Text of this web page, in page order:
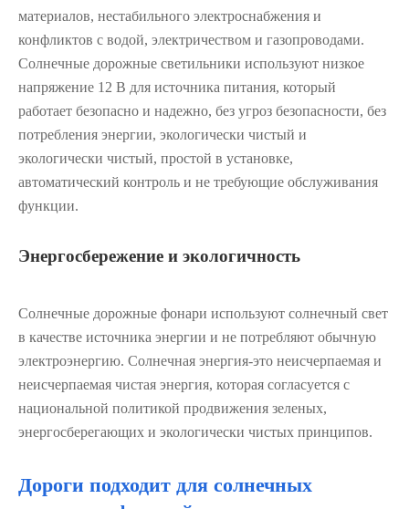
материалов, нестабильного электроснабжения и
конфликтов с водой, электричеством и газопроводами.
Солнечные дорожные светильники используют низкое
напряжение 12 В для источника питания, который
работает безопасно и надежно, без угроз безопасности, без
потребления энергии, экологически чистый и
экологически чистый, простой в установке,
автоматический контроль и не требующие обслуживания
функции.
Энергосбережение и экологичность
Солнечные дорожные фонари используют солнечный свет
в качестве источника энергии и не потребляют обычную
электроэнергию. Солнечная энергия-это неисчерпаемая и
неисчерпаемая чистая энергия, которая согласуется с
национальной политикой продвижения зеленых,
энергосберегающих и экологически чистых принципов.
Дороги подходит для солнечных